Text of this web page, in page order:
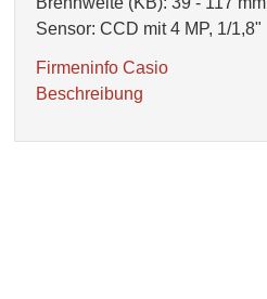
Sensor: CCD mit 4 MP, 1/1,8"
Firmeninfo Casio
Beschreibung